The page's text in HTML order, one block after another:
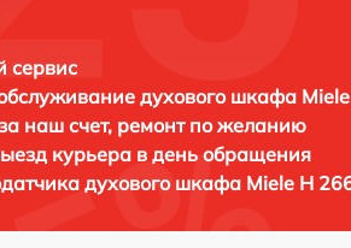
сервис
духового шкафа Miele
наш счет, ремонт по желанию
курьера в день обращения
духового шкафа Miele H